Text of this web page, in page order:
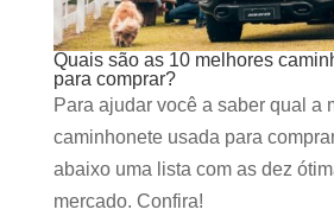
Quais são as 10 melhores
para comprar?
Para ajudar você a saber qual a
caminhonete usada para
abaixo uma lista com as dez
mercado. Confira!